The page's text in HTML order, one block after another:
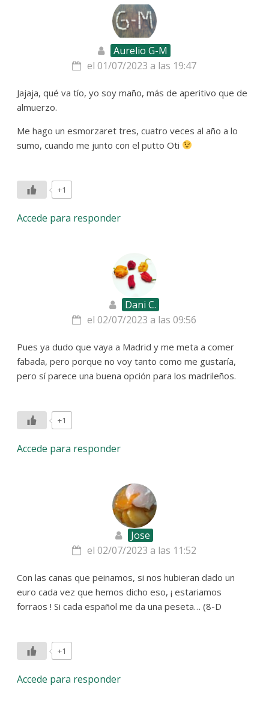
Aurelio G-M
el 01/07/2023 a las 19:47
Jajaja, qué va tío, yo soy maño, más de aperitivo que de
almuerzo.
Me hago un esmorzaret tres, cuatro veces al año a lo
sumo, cuando me junto con el putto Oti
+1
Accede para responder
Dani C.
el 02/07/2023 a las 09:56
Pues ya dudo que vaya a Madrid y me meta a comer
fabada, pero porque no voy tanto como me gustaría,
pero sí parece una buena opción para los madrileños.
+1
Accede para responder
Jose
el 02/07/2023 a las 11:52
Con las canas que peinamos, si nos hubieran dado un
euro cada vez que hemos dicho eso, ¡ estariamos
forraos ! Si cada español me da una peseta… (8-D
+1
Accede para responder